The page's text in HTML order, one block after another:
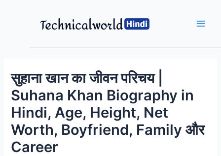
सुहाना खान का जीवन परिचय |
Suhana Khan Biography in
Hindi, Age, Height, Net
Worth, Boyfriend, Family और
Career